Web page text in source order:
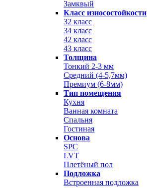
Замквый
Класс износостойкости
32 класс
34 класс
42 класс
43 класс
Толщина
Тонкий 2-3 мм
Средний (4-5,7мм)
Премиум (6-8мм)
Тип помещения
Кухня
Ванная комната
Спальня
Гостиная
Основа
SPC
LVT
Плетёный пол
Подложка
Встроенная подложка